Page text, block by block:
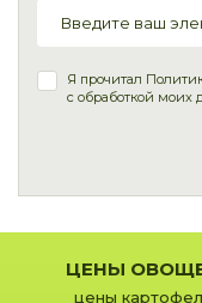
Я прочитал
с обработкой моих
ЦЕНЫ
цены